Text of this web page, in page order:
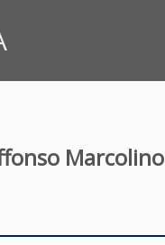
Marcolino